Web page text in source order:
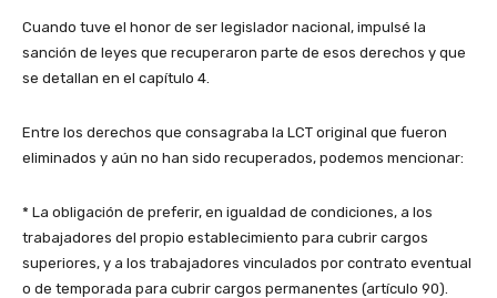
Cuando tuve el honor de ser legislador nacional, impulsé la
sanción de leyes que recuperaron parte de esos derechos y que
se detallan en el capítulo 4.
Entre los derechos que consagraba la LCT original que fueron
eliminados y aún no han sido recuperados, podemos mencionar:
* La obligación de preferir, en igualdad de condiciones, a los
trabajadores del propio establecimiento para cubrir cargos
superiores, y a los trabajadores vinculados por contrato eventual
o de temporada para cubrir cargos permanentes (artículo 90).